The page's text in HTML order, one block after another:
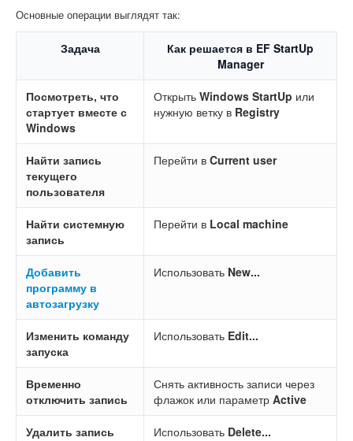
Основные операции выглядят так:
Задача
Как решается в EF StartUp
Manager
Посмотреть, что
стартует вместе с
Windows
Открыть Windows StartUp или
нужную ветку в Registry
Найти запись
текущего
пользователя
Перейти в Current user
Найти системную
запись
Перейти в Local machine
Добавить
программу в
автозагрузку
Использовать New...
Изменить команду
запуска
Использовать Edit...
Временно
отключить запись
Снять активность записи через
флажок или параметр Active
Удалить запись Использовать Delete...